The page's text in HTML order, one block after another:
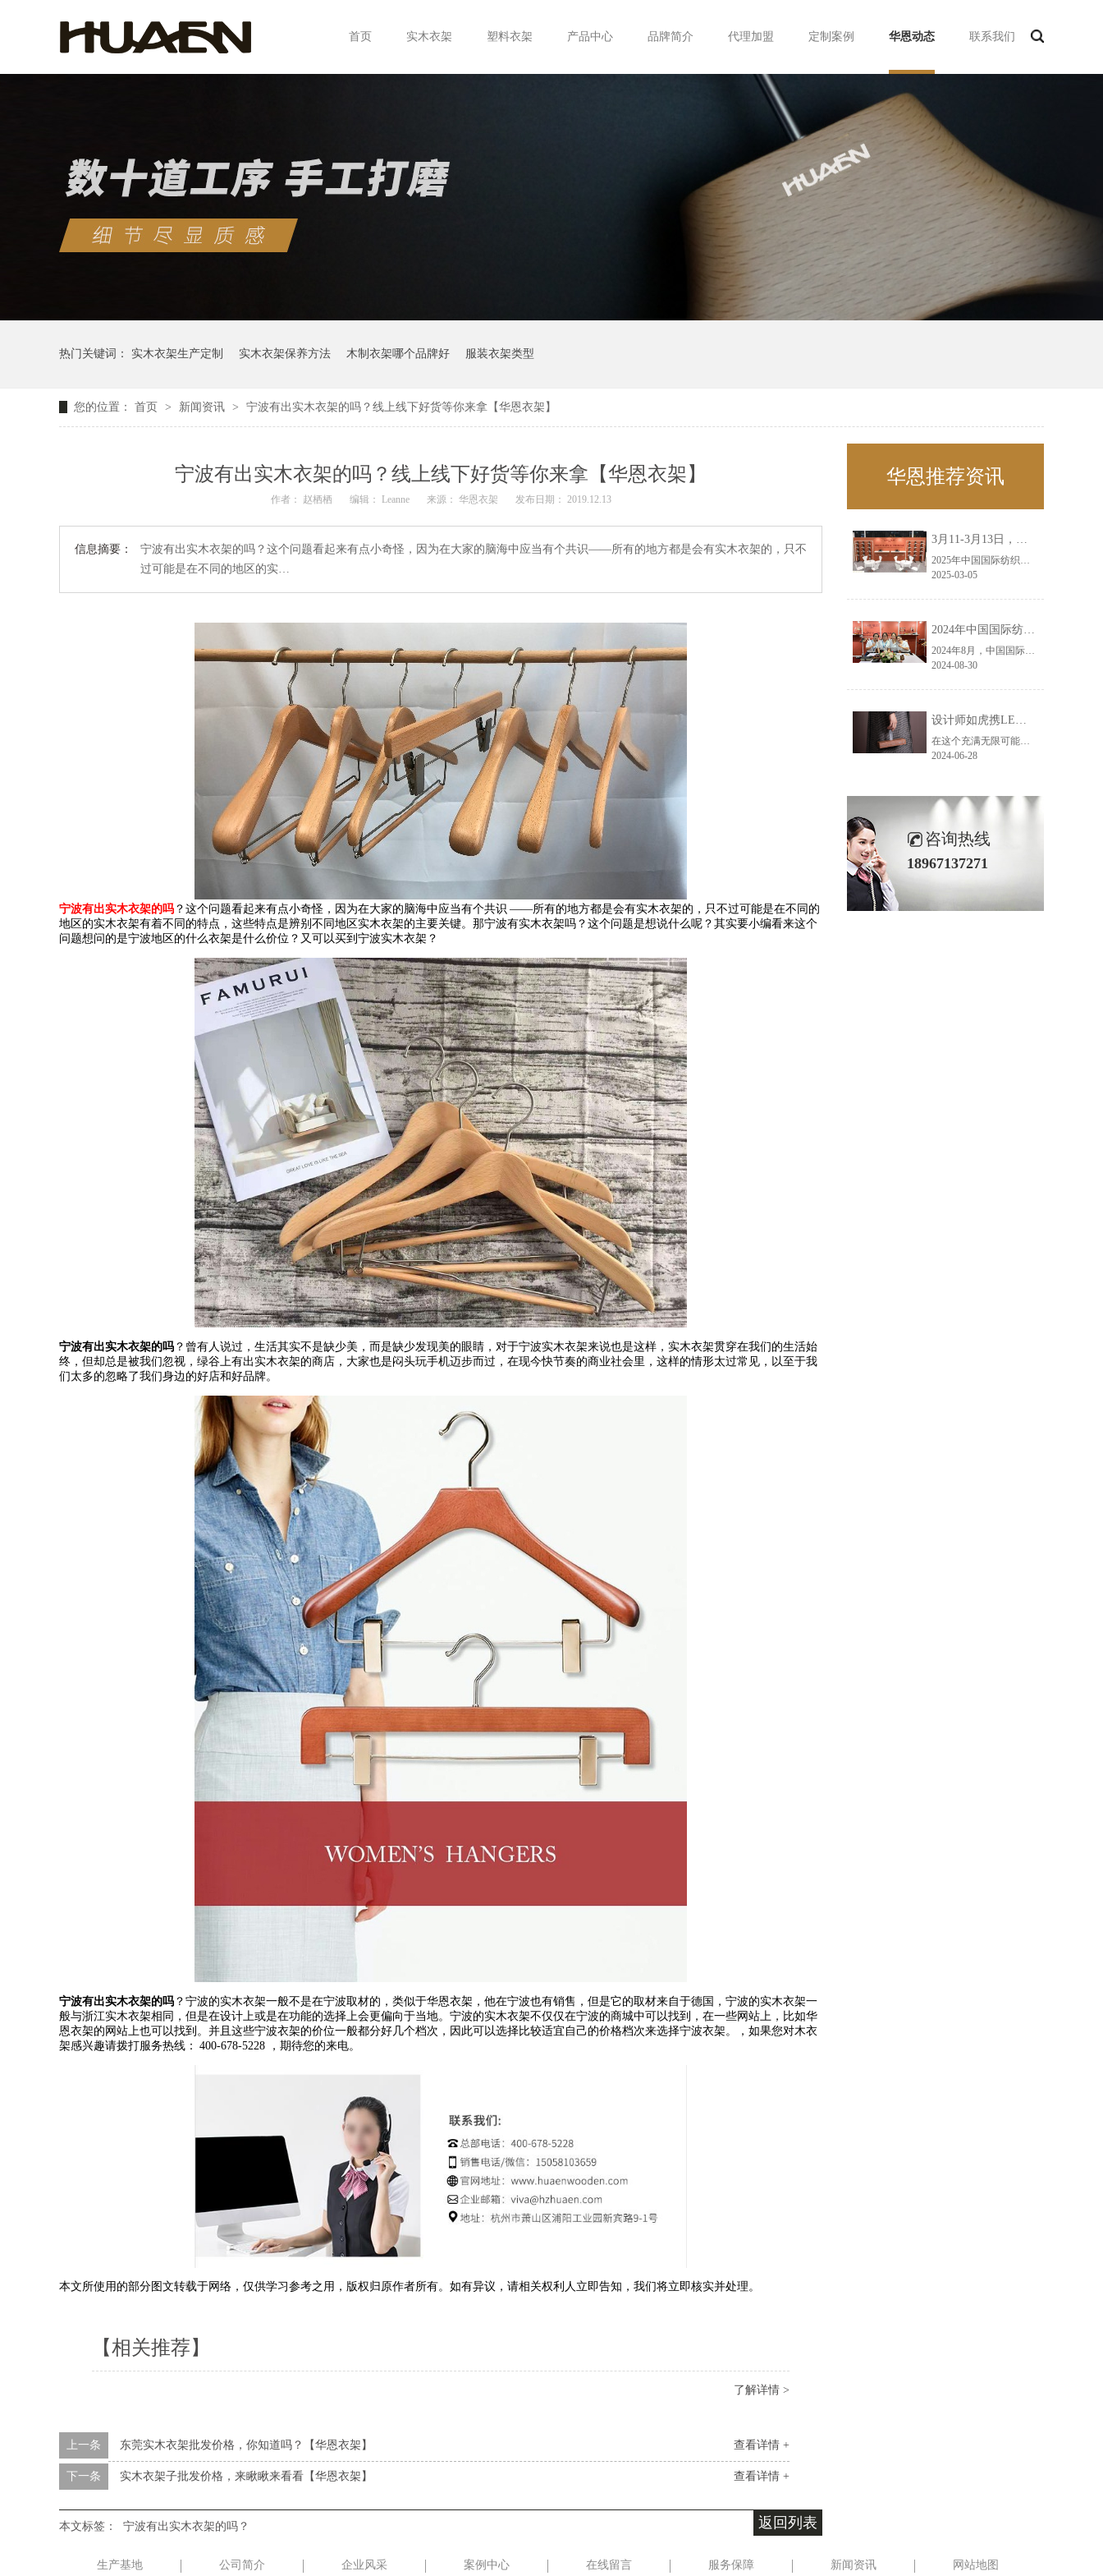
首页 实木衣架 塑料衣架 产品中心 品牌简介 代理加盟 定制案例 华恩动态 联系我们
热门关键词： 实木衣架生产定制 实木衣架保养方法 木制衣架哪个品牌好 服装衣架类型
您的位置： 首页 > 新闻资讯 > 宁波有出实木衣架的吗？线上线下好货等你来拿【华恩衣架】
宁波有出实木衣架的吗？线上线下好货等你来拿【华恩衣架】
作者： 赵栖栖 编辑： Leanne 来源： 华恩衣架 发布日期： 2019.12.13
信息摘要：
宁波有出实木衣架的吗？这个问题看起来有点小奇怪，因为在大家的脑海中应当有个共识——所有的地方都是会有实木衣架的，只不
过可能是在不同的地区的实…
宁波有出实木衣架的吗 ？这个问题看起来有点小奇怪，因为在大家的脑海中应当有个共识 ——所有的地方都是会有实木衣架的，只不过可能是在不同的
地区的实木衣架有着不同的特点，这些特点是辨别不同地区实木衣架的主要关键。那宁波有实木衣架吗？这个问题是想说什么呢？其实要小编看来这个
问题想问的是宁波地区的什么衣架是什么价位？又可以买到宁波实木衣架？
宁波有出实木衣架的吗 ？曾有人说过，生活其实不是缺少美，而是缺少发现美的眼睛，对于宁波实木衣架来说也是这样，实木衣架贯穿在我们的生活始
终，但却总是被我们忽视，绿谷上有出实木衣架的商店，大家也是闷头玩手机迈步而过，在现今快节奏的商业社会里，这样的情形太过常见，以至于我
们太多的忽略了我们身边的好店和好品牌。
宁波有出实木衣架的吗 ？宁波的实木衣架一般不是在宁波取材的，类似于华恩衣架，他在宁波也有销售，但是它的取材来自于德国，宁波的实木衣架一
般与浙江实木衣架相同，但是在设计上或是在功能的选择上会更偏向于当地。宁波的实木衣架不仅仅在宁波的商城中可以找到，在一些网站上，比如华
恩衣架的网站上也可以找到。并且这些宁波衣架的价位一般都分好几个档次，因此可以选择比较适宜自己的价格档次来选择宁波衣架。，如果您对木衣
架感兴趣请拨打服务热线： 400-678-5228 ，期待您的来电。
本文所使用的部分图文转载于网络，仅供学习参考之用，版权归原作者所有。如有异议，请相关权利人立即告知，我们将立即核实并处理。
【相关推荐】
了解详情 >
查看详情 +
上一条 东莞实木衣架批发价格，你知道吗？【华恩衣架】
查看详情 +
下一条 实木衣架子批发价格，来瞅瞅来看看【华恩衣架】
返回列表
本文标签： 宁波有出实木衣架的吗？
华恩推荐资讯
3月11-3月13日，华恩诚邀您共赴上海面辅料春夏展——华恩
2025年中国国际纺织面料及辅料（春夏）博览会即将盛大开启！感谢您对华恩品牌的关注！3.11-3.13，杭州华恩（LEMONLEE）诚邀您共赴这场春日的宴会！
2025-03-05
2024年中国国际纺织面料及辅料（秋冬）博览会完美收官！——华恩
2024年8月，中国国际纺织面料及辅料（秋冬）博览会完美收官！作为一家拥有30年历史的专业衣架制造商，我们非常荣幸能够参与这一盛会，并在此期间与众多客户进行了广泛而深入的交流。
2024-08-30
设计师如虎携LEMONLEE红雪松礼盒荣获第六届未来·已来香港新锐当代设计奖铜奖
在这个充满无限可能的2024年夏季，LEMONLEE品牌设计师如虎以其非凡的创意与对自然的深刻理解，精心打造的红雪松木球礼盒，在“2024未来·已来——第六届香港新锐当代设计奖”中摘得铜奖。这不仅是对设计师如虎原创设计能力的嘉奖，更是对LEMONLEE品牌的高度认可。
2024-06-28
咨询热线
18967137271
生产基地 公司简介 企业风采 案例中心 在线留言 服务保障 新闻资讯 网站地图